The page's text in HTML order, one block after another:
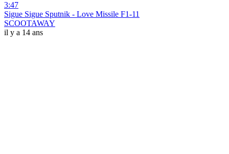
3:47
Sigue Sigue Sputnik - Love Missile F1-11
SCOOTAWAY
il y a 14 ans